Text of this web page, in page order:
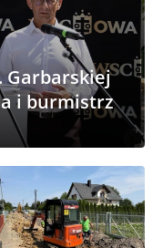
Garbarskiej
i burmistrz